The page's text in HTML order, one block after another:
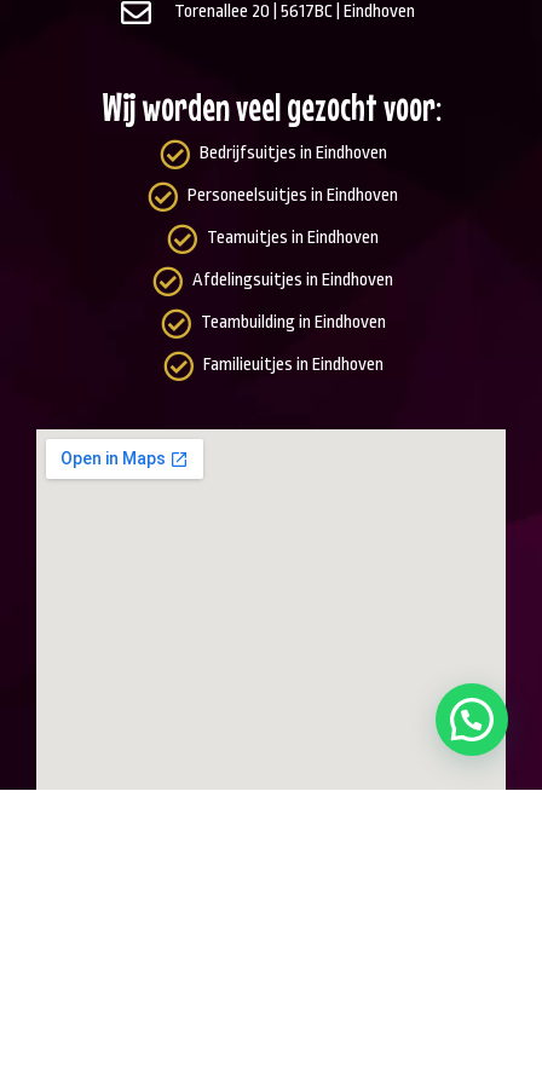
Torenallee 20 | 5617BC | Eindhoven
Wij worden veel gezocht voor:
Bedrijfsuitjes in Eindhoven
Personeelsuitjes in Eindhoven
Teamuitjes in Eindhoven
Afdelingsuitjes in Eindhoven
Teambuilding in Eindhoven
Familieuitjes in Eindhoven